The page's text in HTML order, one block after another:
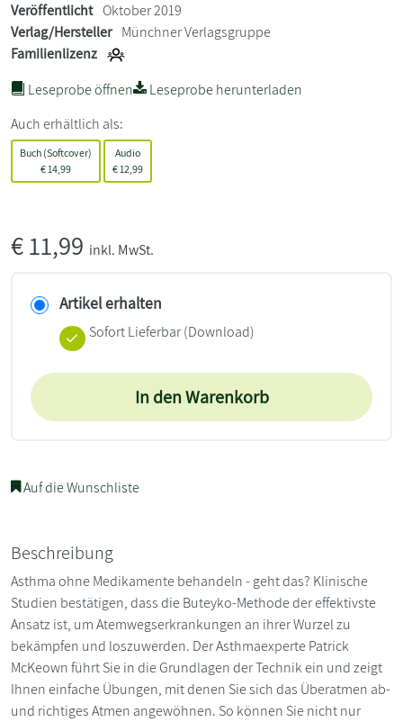
Veröffentlicht Oktober 2019
Verlag/Hersteller Münchner Verlagsgruppe
Familienlizenz
Leseprobe öffnen
Leseprobe herunterladen
Auch erhältlich als:
Buch (Softcover)
€14,99
Audio
€12,99
€11,99 inkl. MwSt.
Artikel erhalten
Sofort Lieferbar (Download)
In den Warenkorb
Auf die Wunschliste
Beschreibung
Asthma ohne Medikamente behandeln - geht das? Klinische
Studien bestätigen, dass die Buteyko-Methode der effektivste
Ansatz ist, um Atemwegserkrankungen an ihrer Wurzel zu
bekämpfen und loszuwerden. Der Asthmaexperte Patrick
McKeown führt Sie in die Grundlagen der Technik ein und zeigt
Ihnen einfache Übungen, mit denen Sie sich das Überatmen ab-
und richtiges Atmen angewöhnen. So können Sie nicht nur